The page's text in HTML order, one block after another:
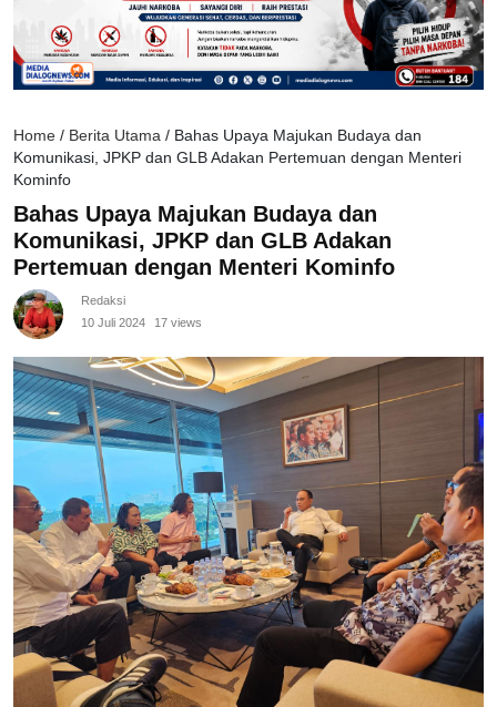
Home / Berita Utama / Bahas Upaya Majukan Budaya dan
Komunikasi, JPKP dan GLB Adakan Pertemuan dengan Menteri
Kominfo
Bahas Upaya Majukan Budaya dan
Komunikasi, JPKP dan GLB Adakan
Pertemuan dengan Menteri Kominfo
Redaksi
10 Juli 2024
17 views